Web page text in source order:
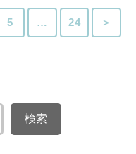
5 … 24 ＞
検索